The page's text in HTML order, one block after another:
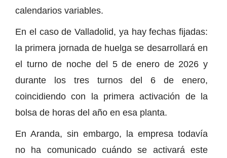
calendarios variables.
En el caso de Valladolid, ya hay fechas fijadas:
la primera jornada de huelga se desarrollará en
el turno de noche del 5 de enero de 2026 y
durante los tres turnos del 6 de enero,
coincidiendo con la primera activación de la
bolsa de horas del año en esa planta.
En Aranda, sin embargo, la empresa todavía
no ha comunicado cuándo se activará este